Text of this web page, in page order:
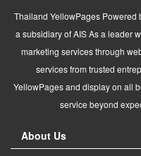
Thailand YellowPages Powered
a subsidiary of AIS As a leader
marketing services through
services from trusted
YellowPages and display on all
service beyond
About Us